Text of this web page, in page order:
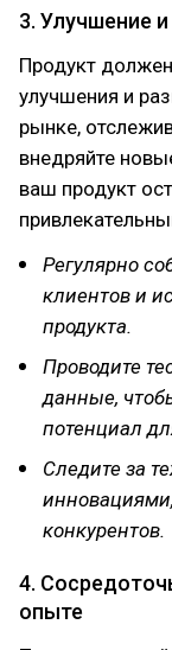
3. Улучшение
Продукт
улучшения и
рынке,
внедряйте
ваш продукт
Регулярно
клиентов и
продукта.
Проводите
данные,
потенциал
Следите за
конкурентов.
4.
опыте